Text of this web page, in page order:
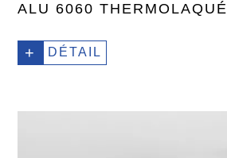
ALU 6060 THERMOLAQUÉ
+ DÉTAIL